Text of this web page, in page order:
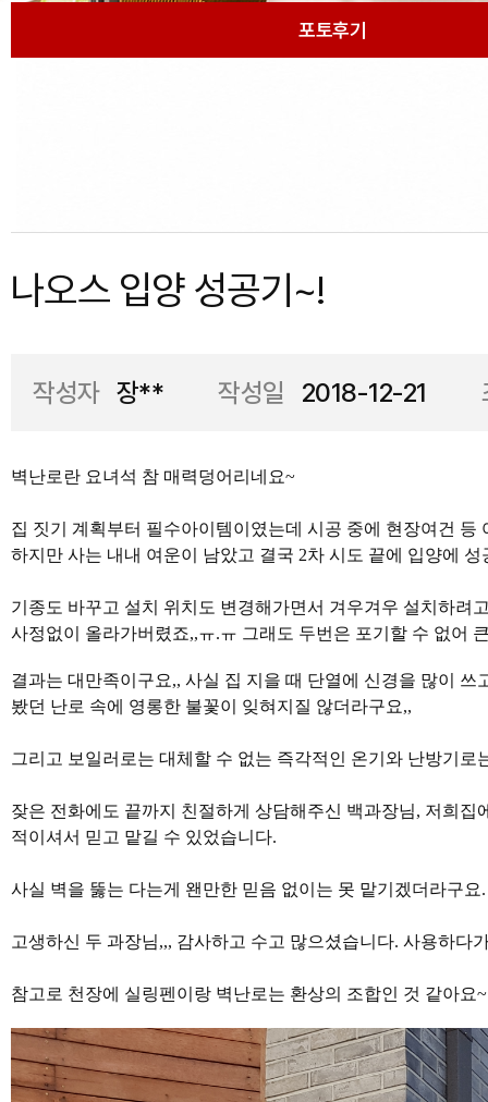
포토후기
나오스 입양 성공기~!
작성자 장** 작성일 2018-12-21
벽난로란 요녀석 참 매력덩어리네요~
집 짓기 계획부터 필수아이템이였는데 시공 중에 현장여건
하지만 사는 내내 여운이 남았고 결국 2차 시도 끝에 입양에 성
기종도 바꾸고 설치 위치도 변경해가면서 겨우겨우 설치하려
사정없이 올라가버렸죠,,ㅠ.ㅠ 그래도 두번은 포기할 수 없어
결과는 대만족이구요,, 사실 집 지을 때 단열에 신경을 많이
봤던 난로 속에 영롱한 불꽃이 잊혀지질 않더라구요,,
그리고 보일러로는 대체할 수 없는 즉각적인 온기와 난방기
잦은 전화에도 끝까지 친절하게 상담해주신 백과장님, 저희
적이셔서 믿고 맡길 수 있었습니다.
사실 벽을 뚫는 다는게 왠만한 믿음 없이는 못 맡기겠더라구요.
고생하신 두 과장님,,, 감사하고 수고 많으셨습니다. 사용하
참고로 천장에 실링펜이랑 벽난로는 환상의 조합인 것 같아요~